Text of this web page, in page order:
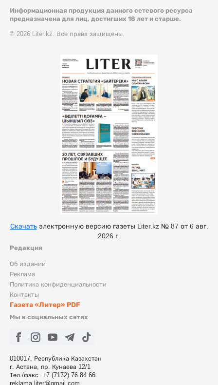
Информационная продукция данного сетевого ресурса
предназначена для лиц, достигших 18 лет и старше.
© 2026 Liter.kz. Все права защищены.
Редакция
Об издании
Реклама
Политика конфиденциальности
Контакты
Газета «Литер» PDF
Мы в социальных сетях
010017, Республика Казахстан
г. Астана, пр. Кунаева 12/1
Тел./факс: +7 (7172) 76 84 66
Скачатьэлектронную версию газеты Liter.kz № 87 от 6 авг.
2026 г.